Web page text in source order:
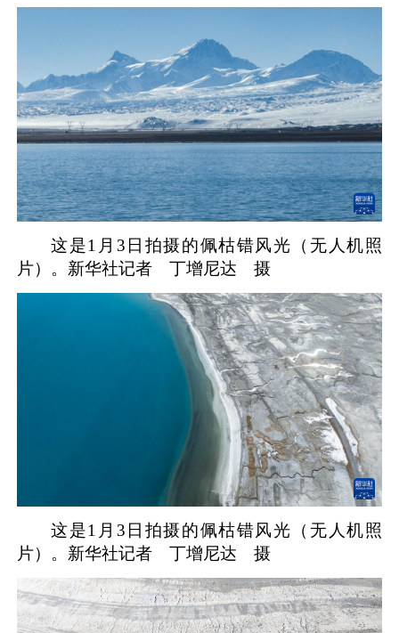
这是1月3日拍摄的佩枯错风光（无人机照
片）。新华社记者 丁增尼达 摄
这是1月3日拍摄的佩枯错风光（无人机照
片）。新华社记者 丁增尼达 摄